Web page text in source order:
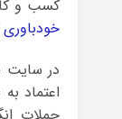
کسب و
در سایت
اعتماد